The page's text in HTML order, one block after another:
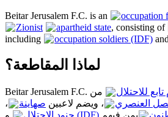
Beitar Jerusalem F.C. is an occupation
Zionist
apartheid state, consisting of
including
occupation soldiers (IDF) and
لماذا المقاطعة؟
للاحتلال
من
العنصري ، ويضم لاعبين صهاينة
،